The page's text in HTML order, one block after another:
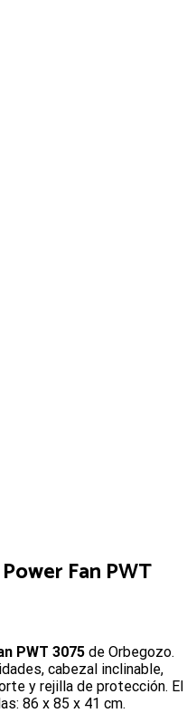
Fan PWT
PWT 3075 de Orbegozo.
cabezal inclinable,
y rejilla de protección. El
86 x 85 x 41 cm.